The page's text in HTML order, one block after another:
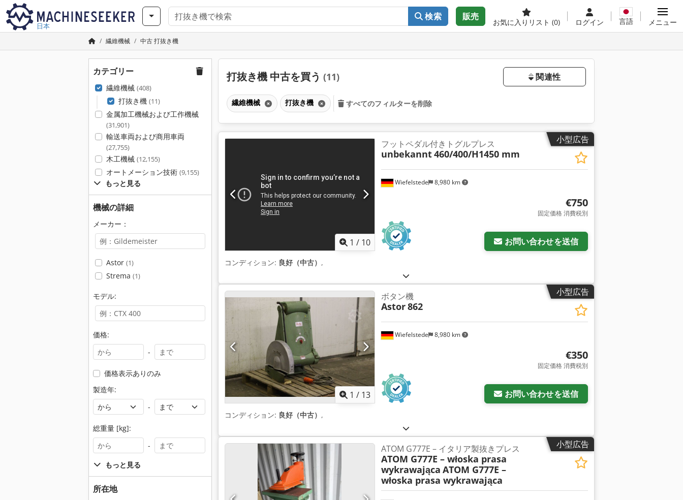
日本
検索 販売
お気に入りリスト (0) ログイン 言語 メニュー
繊維機械 中古 打抜き機
カテゴリー
繊維機械 (408)
打抜き機 (11)
金属加工機械および工作機械
(31,901)
輸送車両および商用車両
(27,755)
木工機械 (12,155)
オートメーション技術 (9,155)
もっと見る
機械の詳細
メーカー：
Astor (1)
Strema (1)
モデル:
価格:
-
価格表示ありのみ
製造年:
-
総重量 [kg]:
-
もっと見る
所在地
打抜き機 中古を買う (11) 関連性
繊維機械 打抜き機 すべてのフィルターを削除
小型広告
1 / 10
Wiefelstede 8,980 km
フットペダル付きトグルプレス
unbekannt460/400/H1450 mm
€750
固定価格 消費税別
お問い合わせを送信
コンディション: 良好（中古） ,
小型広告
1 / 13
Wiefelstede 8,980 km
ボタン機
Astor862
€350
固定価格 消費税別
お問い合わせを送信
コンディション: 良好（中古） ,
小型広告
ATOM G777E – イタリア製抜きプレス
ATOM G777E – włoska prasa
wykrawająca ATOM G777E –
włoska prasa wykrawająca